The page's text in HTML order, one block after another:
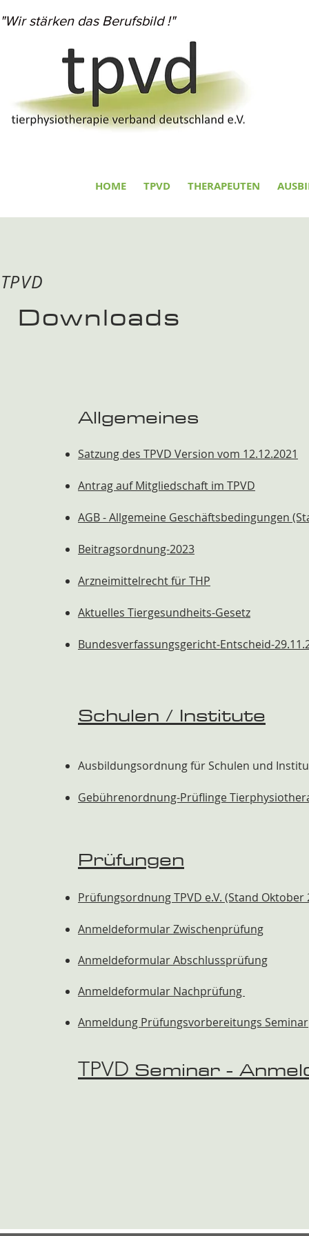
"Wir stärken das Berufsbild !"
HOME TPVD THERAPEUTEN
TPVD
Downloads
Allgemeines
Satzung des TPVD Version vom 12.12.2021
Antrag auf Mitgliedschaft im TPVD
AGB - Allgemeine Geschäftsbedingungen
Beitragsordnung-2023
Arzneimittelrecht für THP
Aktuelles Tiergesundheits-Gesetz
Bundesverfassungsgericht-Entscheid-
Schulen / Institute
Ausbildungsordnung für Schulen und
Gebührenordnung-Prüflinge
Prüfungen
Prüfungsordnung TPVD e.V. (Stand Oktober
Anmeldeformular Zwischenprüfung
Anmeldeformular Abschlussprüfung
Anmeldeformular Nachprüfung
Anmeldung Prüfungsvorbereitungs Seminar
TPVD Seminar -